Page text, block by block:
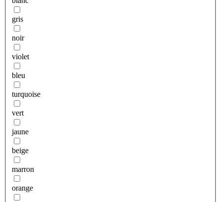
gris
noir
violet
bleu
turquoise
vert
jaune
beige
marron
orange